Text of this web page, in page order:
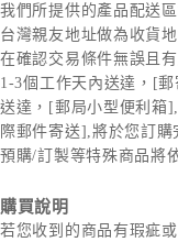
我們所提供的產品配送
台灣親友地址做為收貨地
在確認交易條件無誤且
1-3個工作天內送達，[
送達，[郵局小型便利箱
際郵件寄送],將於您訂
預購/訂製等特殊商品將
購買說明
若您收到的商品有瑕疵